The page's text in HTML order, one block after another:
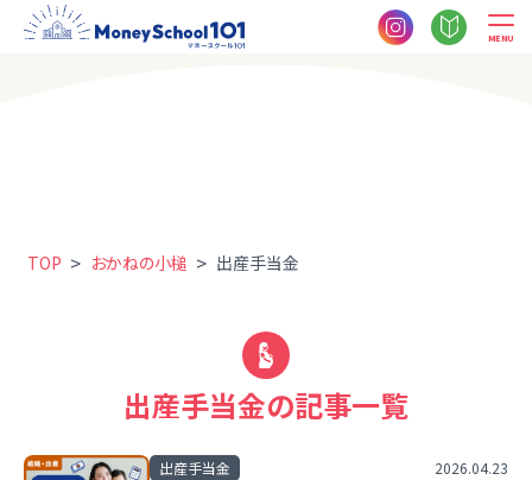
MENU
TOP > おかねの小槌 > 出産手当金
出産手当金の記事一覧
出産手当金
2026.04.23